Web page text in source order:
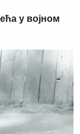
у војном